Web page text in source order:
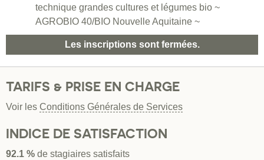
technique grandes cultures et légumes bio ~
AGROBIO 40/BIO Nouvelle Aquitaine ~
Les inscriptions sont fermées.
TARIFS & PRISE EN CHARGE
Voir les Conditions Générales de Services
INDICE DE SATISFACTION
92.1 % de stagiaires satisfaits